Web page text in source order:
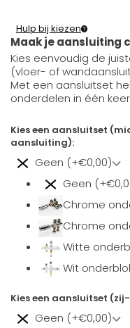
Maak je aansluiting
Hulp bij kiezen
Kies eenvoudig de
(vloer- of
Met een aansluitset
onderdelen in één
Kies een aansluitset
aansluiting):
Geen (+€0,00)
Geen
Chrome
Chrome
Witte
Wit
Kies een aansluitset
Geen (+€0,00)